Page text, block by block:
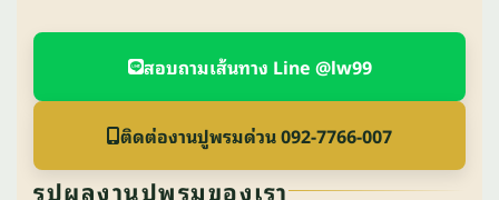
สอบถามเส้นทาง Line @lw99
ติดต่องานปูพรมด่วน 092-7766-007
รูปผลงานปูพรมของเรา